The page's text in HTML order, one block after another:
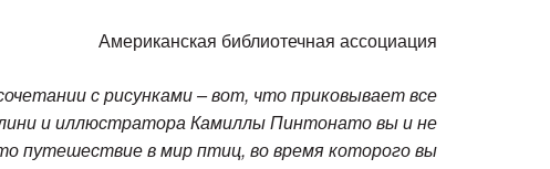
Американская библиотечная ассоциация
с рисунками – вот, что приковывает все
и иллюстратора Камиллы Пинтонато вы и не
путешествие в мир птиц, во время которого вы